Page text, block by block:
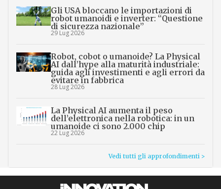
Gli USA bloccano le importazioni di
robot umanoidi e inverter: “Questione
di sicurezza nazionale”
29 Lug 2026
Robot, cobot o umanoide? La Physical
AI dall’hype alla maturità industriale:
guida agli investimenti e agli errori da
evitare in fabbrica
28 Lug 2026
La Physical AI aumenta il peso
dell’elettronica nella robotica: in un
umanoide ci sono 2.000 chip
22 Lug 2026
Vedi tutti gli approfondimenti >